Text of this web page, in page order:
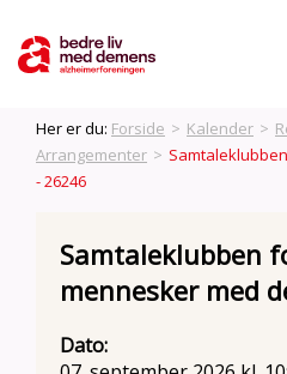
Her er du: Forside > Kalender >
Arrangementer >
- 26246
Samtaleklubben
mennesker med
Dato: